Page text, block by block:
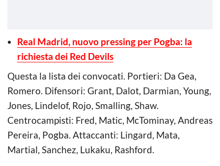
Real Madrid, nuovo pressing per Pogba: la
richiesta dei Red Devils
Questa la lista dei convocati. Portieri: Da Gea,
Romero. Difensori: Grant, Dalot, Darmian, Young,
Jones, Lindelof, Rojo, Smalling, Shaw.
Centrocampisti: Fred, Matic, McTominay, Andreas
Pereira, Pogba. Attaccanti: Lingard, Mata,
Martial, Sanchez, Lukaku, Rashford.